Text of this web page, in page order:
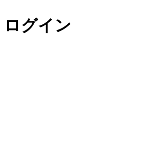
ログイン